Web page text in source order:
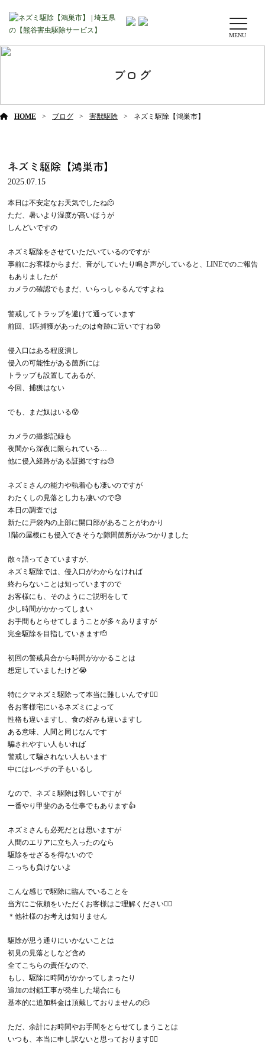
MENU
ブログ
HOME ブログ 害獣駆除 ネズミ駆除【鴻巣市】
ネズミ駆除【鴻巣市】
2025.07.15
本日は不安定なお天気でしたね🫠
ただ、暑いより湿度が高いほうが
しんどいですの
ネズミ駆除をさせていただいているのですが
事前にお客様からまだ、音がしていたり鳴き声がしていると、LINEでのご報告
もありましたが
カメラの確認でもまだ、いらっしゃるんですよね
警戒してトラップを避けて通っています
前回、1匹捕獲があったのは奇跡に近いですね😵
侵入口はある程度潰し
侵入の可能性がある箇所には
トラップも設置してあるが、
今回、捕獲はない
でも、まだ奴はいる😵
カメラの撮影記録も
夜間から深夜に限られている…
他に侵入経路がある証拠ですね😓
ネズミさんの能力や執着心も凄いのですが
わたくしの見落とし力も凄いので😓
本日の調査では
新たに戸袋内の上部に開口部があることがわかり
1階の屋根にも侵入できそうな隙間箇所がみつかりました
散々語ってきていますが、
ネズミ駆除では、侵入口がわからなければ
終わらないことは知っていますので
お客様にも、そのようにご説明をして
少し時間がかかってしまい
お手間もとらせてしまうことが多々ありますが
完全駆除を目指していきます🫡
初回の警戒具合から時間がかかることは
想定していましたけど😭
特にクマネズミ駆除って本当に難しいんです😵‍💫
各お客様宅にいるネズミによって
性格も違いますし、食の好みも違いますし
ある意味、人間と同じなんです
騙されやすい人もいれば
警戒して騙されない人もいます
中にはレベチの子もいるし
なので、ネズミ駆除は難しいですが
一番やり甲斐のある仕事でもあります👍
ネズミさんも必死だとは思いますが
人間のエリアに立ち入ったのなら
駆除をせざるを得ないので
こっちも負けないよ
こんな感じで駆除に臨んでいることを
当方にご依頼をいただくお客様はご理解ください🙇‍♂️
＊他社様のお考えは知りません
駆除が思う通りにいかないことは
初見の見落としなど含め
全てこちらの責任なので、
もし、駆除に時間がかかってしまったり
追加の封鎖工事が発生した場合にも
基本的に追加料金は頂戴しておりませんの🫠
ただ、余計にお時間やお手間をとらせてしまうことは
いつも、本当に申し訳ないと思っております🙇‍♂️